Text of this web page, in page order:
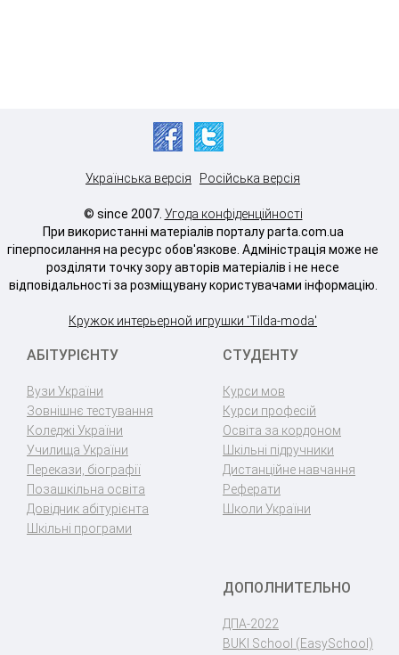
Українська версія Російська версія
© since 2007. Угода конфіденційності
При використанні матеріалів порталу parta.com.ua
гіперпосилання на ресурс обов'язкове. Адміністрація може не
розділяти точку зору авторів матеріалів і не несе
відповідальності за розміщувану користувачами інформацію.
Кружок интерьерной игрушки 'Tilda-moda'
АБІТУРІЄНТУ
Вузи України
Зовнішнє тестування
Коледжі України
Училища України
Перекази, біографії
Позашкільна освіта
Довідник абітурієнта
Шкільні програми
СТУДЕНТУ
Курси мов
Курси професій
Освіта за кордоном
Шкільні підручники
Дистанційне навчання
Реферати
Школи України
ДОПОЛНИТЕЛЬНО
ДПА-2022
BUKI School (EasySchool)